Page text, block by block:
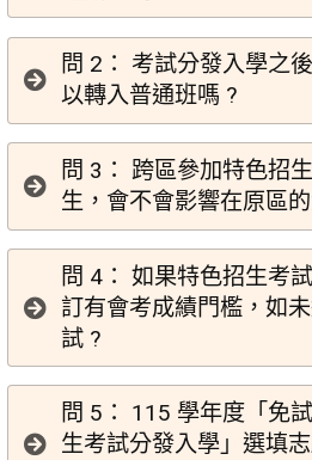
問 2： 考試分發入學之
以轉入普通班嗎 ?
問 3： 跨區參加特色招
生，會不會影響在原區
問 4： 如果特色招生考
訂有會考成績門檻，如
試 ?
問 5： 115 學年度「免
生考試分發入學」選填